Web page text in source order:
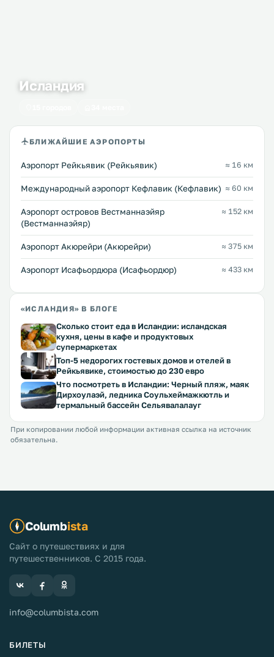
Исландия
БЛИЖАЙШИЕ АЭРОПОРТЫ
Аэропорт Рейкьявик (Рейкьявик) ≈ 16 км
Международный аэропорт Кефлавик (Кефлавик) ≈ 60 км
Аэропорт островов Вестманнаэйяр
(Вестманнаэйяр)
≈ 152 км
Аэропорт Акюрейри (Акюрейри) ≈ 375 км
Аэропорт Исафьордюра (Исафьордюр) ≈ 433 км
«ИСЛАНДИЯ» В БЛОГЕ
Сколько стоит еда в Исландии: исландская
кухня, цены в кафе и продуктовых
супермаркетах
Топ-5 недорогих гостевых домов и отелей в
Рейкьявике, стоимостью до 230 евро
Что посмотреть в Исландии: Черный пляж, маяк
Дирхоулаэй, ледника Соульхеймажкютль и
термальный бассейн Сельявалалауг
При копировании любой информации активная ссылка на источник
обязательна.
Columbista
Сайт о путешествиях и для
путешественников. С 2015 года.
info@columbista.com
БИЛЕТЫ